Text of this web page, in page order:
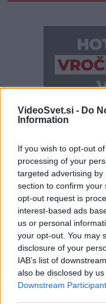
VideoSvet.si - Do
Information
If you wish to opt-out
processing of your
targeted advertising
section to confirm your
opt-out request is
interest-based ads
us or personal
your opt-out. You may
disclosure of your
IAB’s list of
also be disclosed by
Downstream